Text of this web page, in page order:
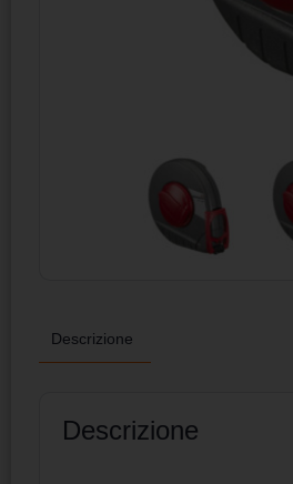
Descrizione
Descrizione